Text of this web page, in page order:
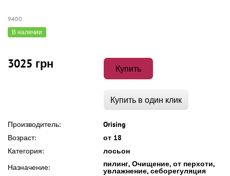
9400
В наличии
3025 грн Купить
Купить в один клик
Производитель:
Orising
Возраст:
от 18
Категория:
лосьон
Назначение:
пилинг, Очищение, от перхоти,
увлажнение, себорегуляция